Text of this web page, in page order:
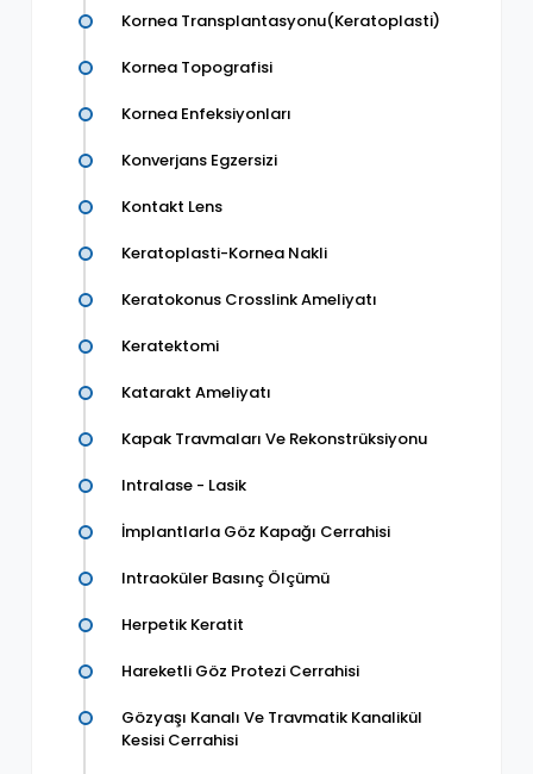
Kornea Transplantasyonu(Keratoplasti)
Kornea Topografisi
Kornea Enfeksiyonları
Konverjans Egzersizi
Kontakt Lens
Keratoplasti-Kornea Nakli
Keratokonus Crosslink Ameliyatı
Keratektomi
Katarakt Ameliyatı
Kapak Travmaları Ve Rekonstrüksiyonu
Intralase - Lasik
İmplantlarla Göz Kapağı Cerrahisi
Intraoküler Basınç Ölçümü
Herpetik Keratit
Hareketli Göz Protezi Cerrahisi
Gözyaşı Kanalı Ve Travmatik Kanalikül
Kesisi Cerrahisi